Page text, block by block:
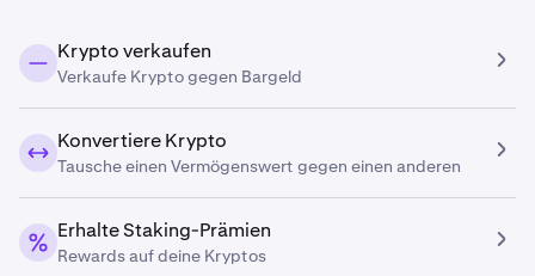
Krypto verkaufen
Verkaufe Krypto gegen Bargeld
Konvertiere Krypto
Tausche einen Vermögenswert gegen einen anderen
Erhalte Staking-Prämien
Rewards auf deine Kryptos